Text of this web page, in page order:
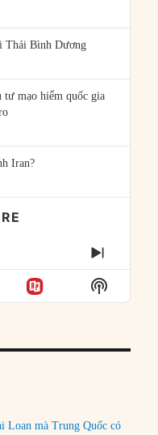
Thái Bình Dương
tư mạo hiểm quốc gia
Iran?
NEXT
Show
Podcast
Loan mà Trung Quốc có